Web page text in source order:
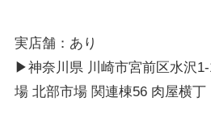
実店舗：あり
▶︎神奈川県 川崎市宮前区水沢
場 北部市場 関連棟56 肉屋横